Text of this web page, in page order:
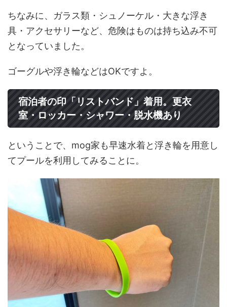
ちなみに、ガラス類・シュノーケル・大きな浮き
具・アクセサリーなど、危険はものは持ち込み不可
となっていました。
ゴーグルや浮き輪などはOKですよ。
宿泊者の印「リストバンド」着用。更衣
室・ロッカー・シャワー・脱水機あり
ということで、mog家も早速水着と浮き輪を用意し
てプールを利用してみることに。